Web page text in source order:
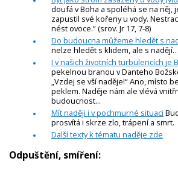
doufá v Boha a spoléhá se na něj,
zapustil své kořeny u vody.
nést ovoce.” (srov. Jr 17, 7-8)
Do budoucna můžeme hledět s
nelze hledět s klidem, ale s nadějí…
I v našich životních turbulencích je
pekelnou branou v Danteho
„Vzdej se vší naděje!“ Ano, místo
peklem. Naděje nám ale vlévá
budoucnost...
Mít naději i v pochmurné situaci
prosvítá i skrze zlo, trápení a smrt.
Další texty k tématu naděje zde
Odpuštění, smíření: